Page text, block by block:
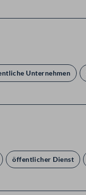
Unternehmen
öffentlicher Dienst